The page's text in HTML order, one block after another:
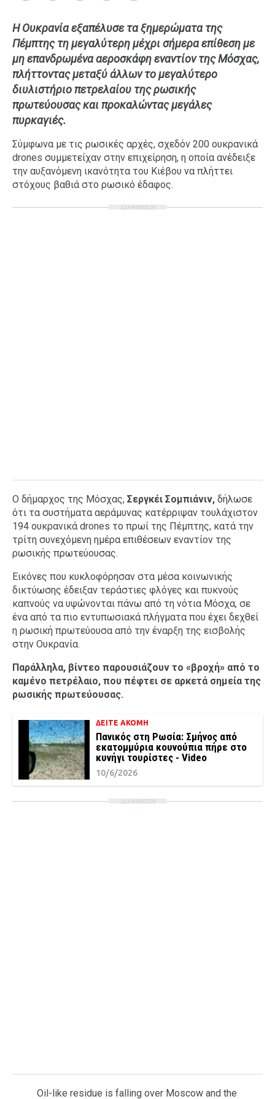
Σπίτι
Family
Σχέσεις
AGENDA
Agenda
Επιλογές
Εισιτήρια
Η Ουκρανία εξαπέλυσε τα ξημερώματα της
Πέμπτης τη μεγαλύτερη μέχρι σήμερα επίθεση με
μη επανδρωμένα αεροσκάφη εναντίον της Μόσχας,
πλήττοντας μεταξύ άλλων το μεγαλύτερο
διυλιστήριο πετρελαίου της ρωσικής
πρωτεύουσας και προκαλώντας μεγάλες
πυρκαγιές.
Σύμφωνα με τις ρωσικές αρχές, σχεδόν 200 ουκρανικά
drones συμμετείχαν στην επιχείρηση, η οποία ανέδειξε
την αυξανόμενη ικανότητα του Κιέβου να πλήττει
στόχους βαθιά στο ρωσικό έδαφος.
ΔΙΑΦΗΜΙΣΗ
Ο δήμαρχος της Μόσχας, Σεργκέι Σομπιάνιν, δήλωσε
ότι τα συστήματα αεράμυνας κατέρριψαν τουλάχιστον
194 ουκρανικά drones το πρωί της Πέμπτης, κατά την
τρίτη συνεχόμενη ημέρα επιθέσεων εναντίον της
ρωσικής πρωτεύουσας.
Εικόνες που κυκλοφόρησαν στα μέσα κοινωνικής
δικτύωσης έδειξαν τεράστιες φλόγες και πυκνούς
καπνούς να υψώνονται πάνω από τη νότια Μόσχα, σε
ένα από τα πιο εντυπωσιακά πλήγματα που έχει δεχθεί
η ρωσική πρωτεύουσα από την έναρξη της εισβολής
στην Ουκρανία.
Παράλληλα, βίντεο παρουσιάζουν το «βροχή» από το
καμένο πετρέλαιο, που πέφτει σε αρκετά σημεία της
ρωσικής πρωτεύουσας.
ΔΕΙΤΕ ΑΚΟΜΗ
Πανικός στη Ρωσία: Σμήνος από
εκατομμύρια κουνούπια πήρε στο
κυνήγι τουρίστες - Video
10/6/2026
ΔΙΑΦΗΜΙΣΗ
Oil-like residue is falling over Moscow and the